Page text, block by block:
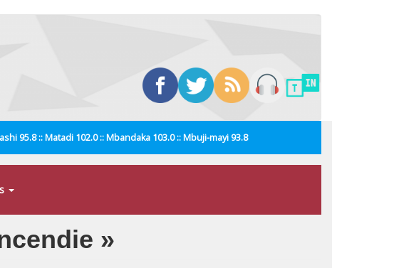
95.8 :: Matadi 102.0 :: Mbandaka 103.0 :: Mbuji-mayi 93.8
»